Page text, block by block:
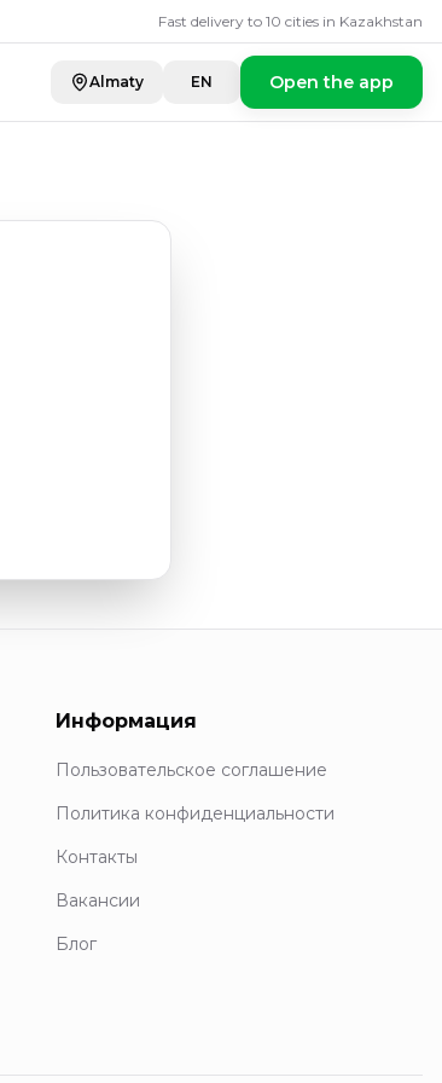
Fast delivery to 10 cities in Kazakhstan
Almaty EN Open the app
Информация
Пользовательское соглашение
Политика конфиденциальности
Контакты
Вакансии
Блог